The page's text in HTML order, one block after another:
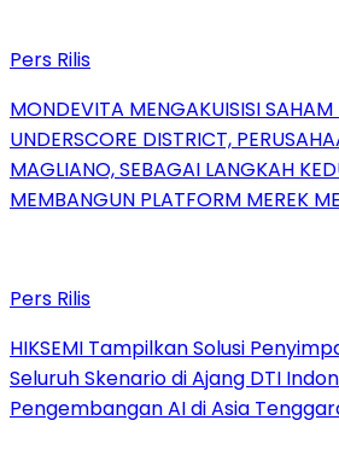
Pers Rilis
MONDEVITA MENGAKUISISI
UNDERSCORE DISTRICT,
MAGLIANO, SEBAGAI LANGKAH
MEMBANGUN PLATFORM MEREK
Pers Rilis
HIKSEMI Tampilkan Solusi
Seluruh Skenario di Ajang DTI
Pengembangan AI di Asia